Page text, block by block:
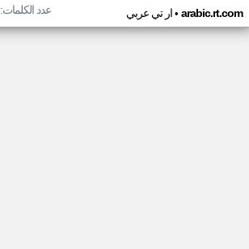
ار تي عربي• arabic.rt.com عدد الكلمات: ١٤١